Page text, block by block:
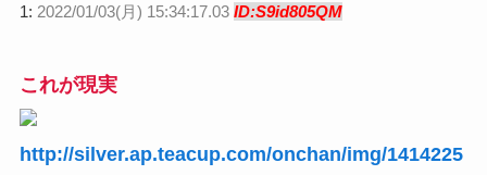
1: 2022/01/03(月) 15:34:17.03 ID:S9id805QM
これが現実
http://silver.ap.teacup.com/onchan/img/1414225